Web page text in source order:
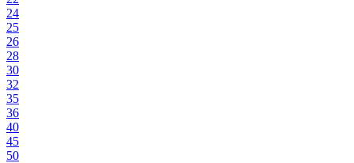
24
25
26
28
30
32
35
36
40
45
50